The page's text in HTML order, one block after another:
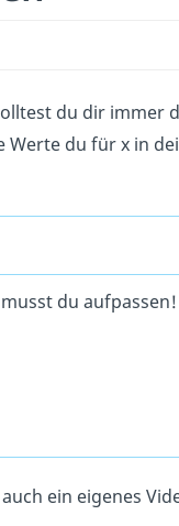
du dir immer
du für x in
du aufpassen!
ein eigenes